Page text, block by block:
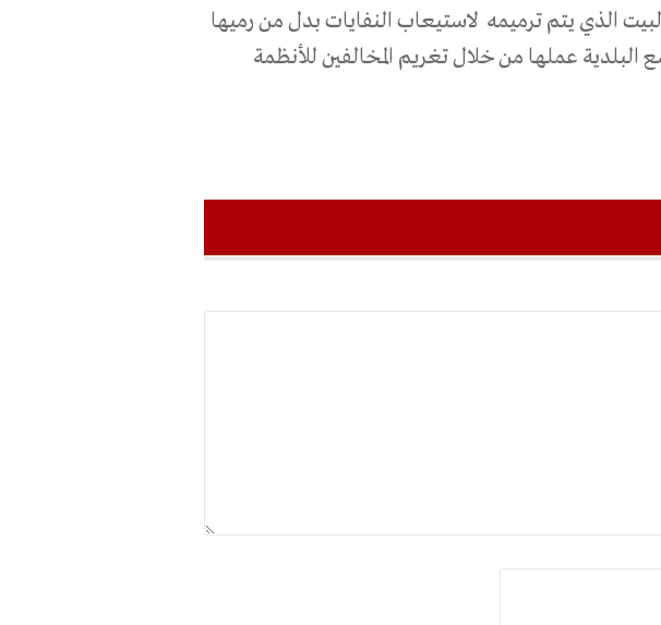
الذي يتم ترميمه لاستيعاب النفايات بدل من رميها
عملها من خلال تغريم المخالفين للأنظمة